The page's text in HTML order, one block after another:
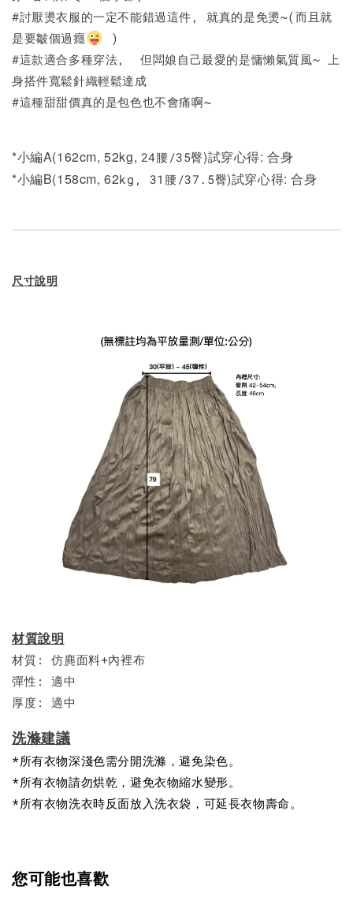
#討厭燙衣服的一定不能錯過這件, 就真的是免燙~(而且就
是要皺個過癮
)
#這款適合多種穿法, 但闆娘自己最愛的是慵懶氣質風~ 上
身搭件寬鬆針織輕鬆達成
#這種甜甜價真的是包色也不會痛啊~
*小編A(162cm, 52kg, 24腰/35臀)試穿心得: 合身
*小編B(158cm, 62kg, 31 腰/37.5臀)試穿心得: 合身
尺寸說明
材質說明
材質: 仿麂面料+內裡布
彈性: 適中
厚度: 適中
洗滌建議
*所有衣物深淺色需分開洗滌，避免染色。
*所有衣物請勿烘乾，避免衣物縮水變形。
*所有衣物洗衣時反面放入洗衣袋，可延長衣物壽命。
您可能也喜歡